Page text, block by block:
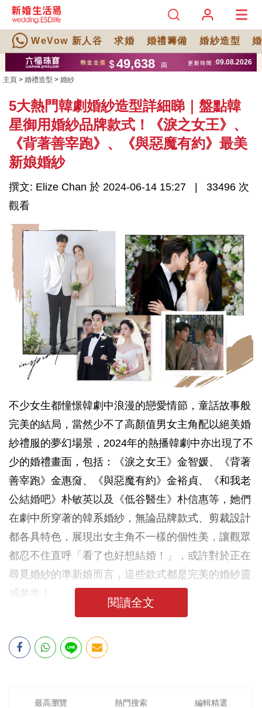
WeVow 新人谷 求婚 婚禮籌備 婚紗造型
主頁 > 婚禮造型 > 婚紗
5大熱門韓劇婚紗造型詳細睇｜盤點韓
星御用婚紗品牌款式！《淚之女王》、
《背著善宰跑》、《與惡魔有約》最美
新娘婚紗
撰文: Elize Chan 於 2024-06-14 15:27
33496 次
觀看
不少女生都憧憬韓劇中浪漫的戀愛情節，童話故事般
完美的結局，當然少不了高顏值男女主角配以絕美婚
紗禮服的夢幻場景，2024年的熱播韓劇中亦出現了不
少的婚禮畫面，包括：《淚之女王》金智媛、《背著
善宰跑》金惠奫、《與惡魔有約》金裕貞、《和我老
公結婚吧》朴敏英以及《低谷醫生》朴信惠等，她們
在劇中所穿著的韓系婚紗，無論品牌款式、剪裁設計
都各具特色，展現出女主角不一樣的個性美，讓觀眾
都忍不住直呼「看了也好想結婚！」，或許對於正在
尋覓婚紗的準新娘而言，這些款式都是完美的婚紗靈
感參考！
閱讀全文
最高瀏覽 熱門搜索 編輯精選